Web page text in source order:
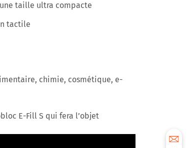
taille ultra compacte
tactile
chimie, cosmétique, e-
E-Fill S qui fera l’objet